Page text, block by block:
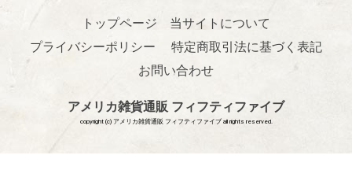
トップページ
当サイトについて
プライバシーポリシー
特定商取引法に基づく表記
お問い合わせ
アメリカ雑貨通販 フィフティファイブ
copyright (c) アメリカ雑貨通販 フィフティファイブ all rights reserved.